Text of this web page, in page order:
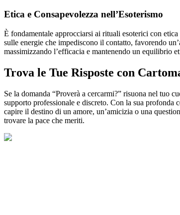
Etica e Consapevolezza nell’Esoterismo
È fondamentale approcciarsi ai rituali esoterici con
sulle energie che impediscono il contatto, favorendo
massimizzando l’efficacia e mantenendo un equilibrio
Trova le Tue Risposte con
Se la domanda “Proverà a cercarmi?” risuona nel tuo
supporto professionale e discreto. Con la sua profonda
capire il destino di un amore, un’amicizia o una
trovare la pace che meriti.